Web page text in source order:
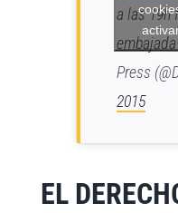
a las 19h
Press
2015
EL